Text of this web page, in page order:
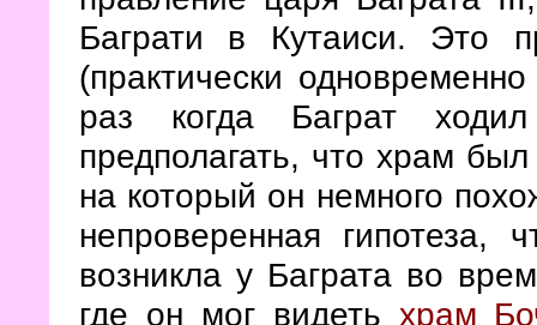
Баграти в Кутаиси. Это
(практически
раз когда Баграт
предполагать, что храм
на который он немного
непроверенная гипотеза,
возникла у Баграта во
где он мог видеть храм